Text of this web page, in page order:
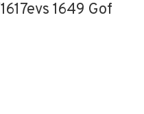
1649 Gof